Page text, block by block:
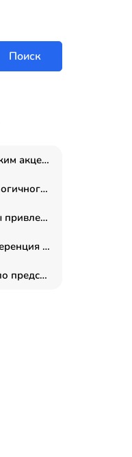
Поиск
Коммуникации с древнегреческим акцентом: медиаменеджер и журналист Владимир Дергачев запустил коммуникационное агентство «Сократ 2.0»
От логистики до высокотехнологичного производства: как основатель “гагаринга” выстраивает экосистему безопасности и гражданских БПЛА
Эксперты обсудили механизмы привлечения молодых специалистов в промышленные города
Переговоры в рамке: как конференция «Бизнес как искусство» переформатирует деловой этикет в стенах ТПП РФ
Руководство «СВОИ» попросило председателя СКР дать правовую оценку обысков в тыловом штабе